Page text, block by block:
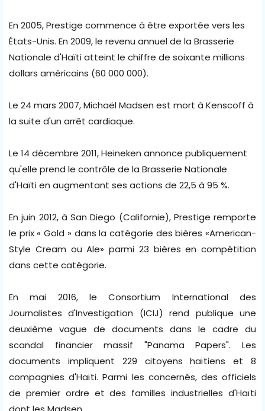
En 2005, Prestige commence à être exportée vers les
États-Unis. En 2009, le revenu annuel de la Brasserie
Nationale d'Haïti atteint le chiffre de soixante millions
dollars américains (60 000 000).
Le 24 mars 2007, Michaël Madsen est mort à Kenscoff à
la suite d'un arrêt cardiaque.
Le 14 décembre 2011, Heineken annonce publiquement
qu'elle prend le contrôle de la Brasserie Nationale
d'Haïti en augmentant ses actions de 22,5 à 95 %.
En juin 2012, à San Diego (Californie), Prestige remporte
le prix « Gold » dans la catégorie des bières «American-
Style Cream ou Ale» parmi 23 bières en compétition
dans cette catégorie.
En mai 2016, le Consortium International des
Journalistes d'Investigation (ICIJ) rend publique une
deuxième vague de documents dans le cadre du
scandal financier massif "Panama Papers". Les
documents impliquent 229 citoyens haïtiens et 8
compagnies d'Haïti. Parmi les concernés, des officiels
de premier ordre et des familles industrielles d'Haïti